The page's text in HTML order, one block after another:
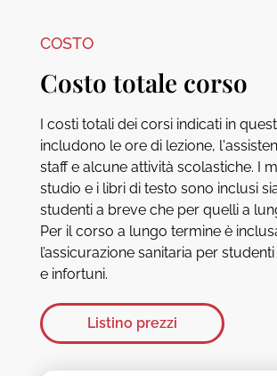
COSTO
Costo totale corso
I costi totali dei corsi indicati in
includono le ore di lezione,
staff e alcune attività scolastiche. I
studio e i libri di testo sono inclusi
studenti a breve che per quelli a
Per il corso a lungo termine è
l’assicurazione sanitaria per
e infortuni.
Listino prezzi